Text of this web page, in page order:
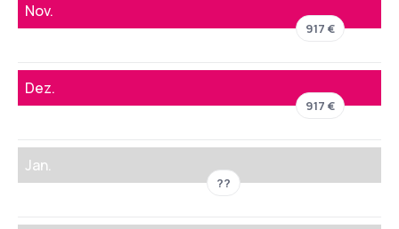
Nov.
917 €
Dez.
917 €
Jan.
??